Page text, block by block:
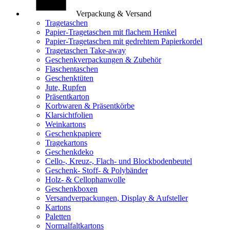
Verpackung & Versand
Tragetaschen
Papier-Tragetaschen mit flachem Henkel
Papier-Tragetaschen mit gedrehtem Papierkordel
Tragetaschen Take-away
Geschenkverpackungen & Zubehör
Flaschentaschen
Geschenktüten
Jute, Rupfen
Präsentkarton
Korbwaren & Präsentkörbe
Klarsichtfolien
Weinkartons
Geschenkpapiere
Tragekartons
Geschenkdeko
Cello-, Kreuz-, Flach- und Blockbodenbeutel
Geschenk- Stoff- & Polybänder
Holz- & Cellophanwolle
Geschenkboxen
Versandverpackungen, Display & Aufsteller
Kartons
Paletten
Normalfaltkartons